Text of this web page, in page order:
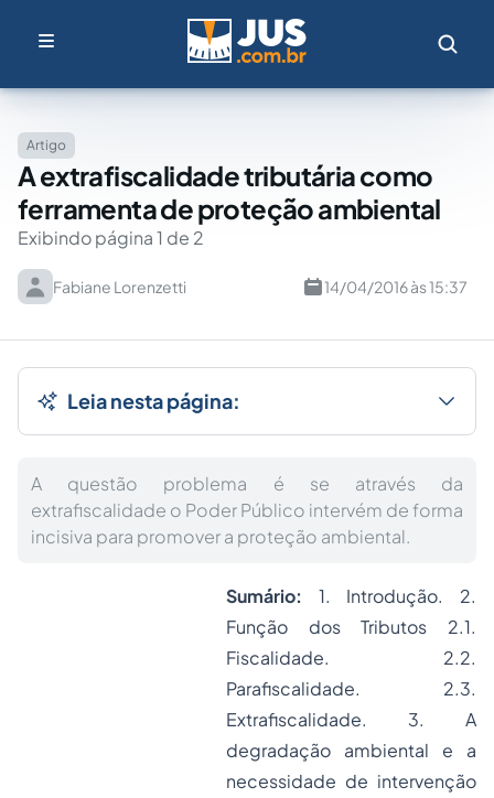
Artigo
A extrafiscalidade tributária como
ferramenta de proteção ambiental
Exibindo página 1 de 2
Fabiane Lorenzetti 14/04/2016 às 15:37
Leia nesta página:
A questão problema é se através da
extrafiscalidade o Poder Público intervém de forma
incisiva para promover a proteção ambiental.
Sumário: 1. Introdução. 2.
Função dos Tributos 2.1.
Fiscalidade. 2.2.
Parafiscalidade. 2.3.
Extrafiscalidade. 3. A
degradação ambiental e a
necessidade de intervenção